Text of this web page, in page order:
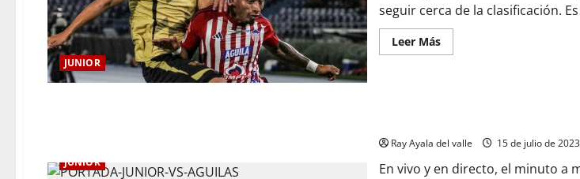
JUNIOR
seguir cerca de la clasificación.
Leer Más
JUNIOR
Ray Ayala del valle 15 de julio de 2023
En vivo y en directo, el minuto a